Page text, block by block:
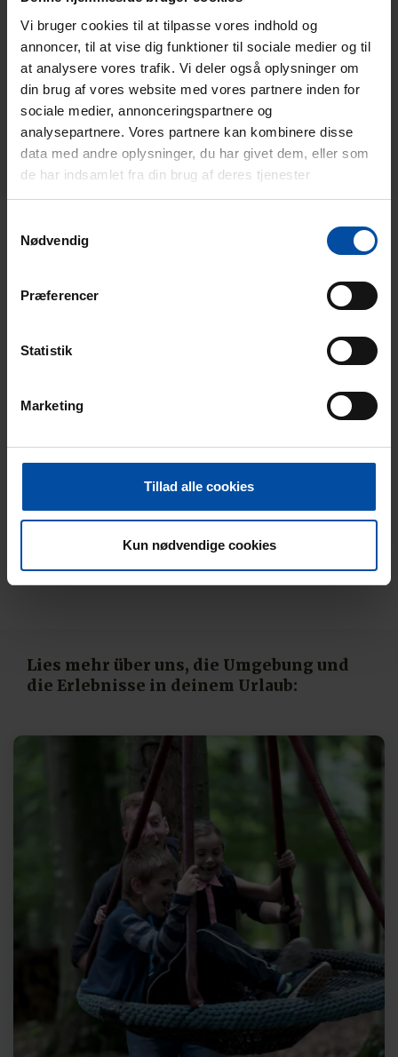
Vi bruger cookies til at tilpasse vores indhold og
annoncer, til at vise dig funktioner til sociale medier og til
at analysere vores trafik. Vi deler også oplysninger om
din brug af vores website med vores partnere inden for
sociale medier, annonceringspartnere og
analysepartnere. Vores partnere kan kombinere disse
data med andre oplysninger, du har givet dem, eller som
de har indsamlet fra din brug af deres tjenester
Nødvendig
Præferencer
Statistik
Marketing
Tillad alle cookies
Kun nødvendige cookies
Henne Strand Feriecenters
Das Henne Strand Feriecenter liegt in einer schönen Gegend an der
und die vielen Erlebnisse in der Umgebung zu erkunden. Das
Ferienzentrum liegt zentral und du kannst zu Fuß sowohl den breiten
sortierten Supermarkt, Bäcker, Eisläden, Cafés, Kunsthandwerk,
Spielzeug- und Bekleidungsgeschäfte findest, ohne herumfahren zu
Im Henne Strand Feriecenter kannst du nämlich einen autofreien
dich mit leckerem Essen aus Restaurants verwöhnen lassen, in der
schönen westjütländischen Natur spazieren oder radeln möchtest, z.
Lies mehr über uns, die Umgebung und
die Erlebnisse in deinem Urlaub: